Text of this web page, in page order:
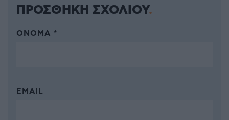
ΠΡΟΣΘΗΚΗ ΣΧΟΛΙΟΥ
ΌΝΟΜΑ *
EMAIL